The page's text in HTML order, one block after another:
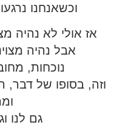
וכשאנחנו
אז אולי לא נהיה
אבל נהיה
נוכחות,
וזה, בסופו של דבר,
גם לנו